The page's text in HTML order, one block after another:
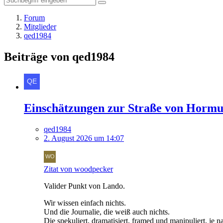
Forum
Mitglieder
qed1984
Beiträge von qed1984
Einschätzungen zur Straße von
qed1984
2. August 2026 um 14:07
Zitat von woodpecker
Valider Punkt von Lando.
Wir wissen einfach nichts.
Und die Journalie, die weiß auch nichts.
Die spekuliert, dramatisiert, framed und manipuliert, je